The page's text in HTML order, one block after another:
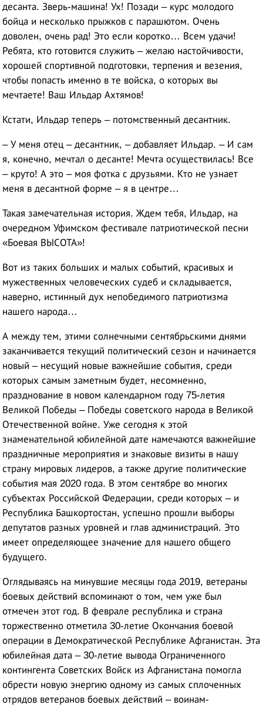
десанта. Зверь-машина! Ух! Позади – курс молодого
бойца и несколько прыжков с парашютом. Очень
доволен, очень рад! Это если коротко… Всем удачи!
Ребята, кто готовится служить – желаю настойчивости,
хорошей спортивной подготовки, терпения и везения,
чтобы попасть именно в те войска, о которых вы
мечтаете! Ваш Ильдар Ахтямов!
Кстати, Ильдар теперь – потомственный десантник.
– У меня отец – десантник, – добавляет Ильдар. – И сам
я, конечно, мечтал о десанте! Мечта осуществилась! Все
– круто! А это – моя фотка с друзьями. Кто не узнает
меня в десантной форме – я в центре…
Такая замечательная история. Ждем тебя, Ильдар, на
очередном Уфимском фестивале патриотической песни
«Боевая ВЫСОТА»!
Вот из таких больших и малых событий, красивых и
мужественных человеческих судеб и складывается,
наверно, истинный дух непобедимого патриотизма
нашего народа…
А между тем, этими солнечными сентябрьскими днями
заканчивается текущий политический сезон и начинается
новый – несущий новые важнейшие события, среди
которых самым заметным будет, несомненно,
празднование в новом календарном году 75-летия
Великой Победы – Победы советского народа в Великой
Отечественной войне. Уже сегодня к этой
знаменательной юбилейной дате намечаются важнейшие
праздничные мероприятия и знаковые визиты в нашу
страну мировых лидеров, а также другие политические
события мая 2020 года. В этом сентябре во многих
субъектах Российской Федерации, среди которых – и
Республика Башкортостан, успешно прошли выборы
депутатов разных уровней и глав администраций. Это
имеет определяющее значение для нашего общего
будущего.
Оглядываясь на минувшие месяцы года 2019, ветераны
боевых действий вспоминают о том, чем уже был
отмечен этот год. В феврале республика и страна
торжественно отметила 30-летие Окончания боевой
операции в Демократической Республике Афганистан. Эта
юбилейная дата – 30-летие вывода Ограниченного
контингента Советских Войск из Афганистана помогла
обрести новую энергию одному из самых сплоченных
отрядов ветеранов боевых действий – воинам-